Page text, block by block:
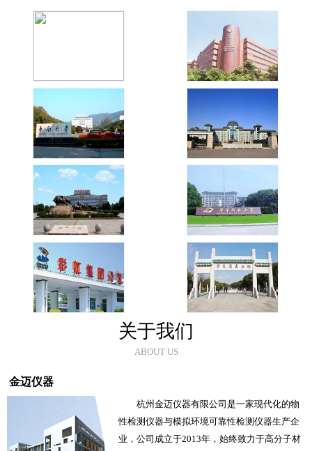
关于我们
ABOUT US
金迈仪器
杭州金迈仪器有限公司是一家现代化的物
性检测仪器与模拟环境可靠性检测仪器生产企
业，公司成立于2013年，始终致力于高分子材